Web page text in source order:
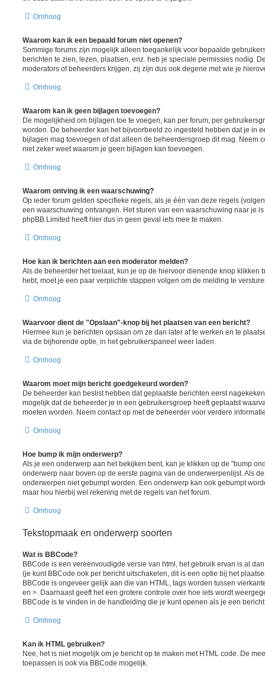
Omhoog
Waarom kan ik een bepaald forum niet openen?
Sommige forums zijn mogelijk alleen toegankelijk voor bepaalde
berichten te zien, lezen, plaatsen, enz. heb je speciale permissies nodig.
moderators of beheerders krijgen, zij zijn dus ook degene met wie je
Omhoog
Waarom kan ik geen bijlagen toevoegen?
De mogelijkheid om bijlagen toe te voegen, kan per forum, per
worden. De beheerder kan het bijvoorbeeld zo ingesteld hebben dat je in
bijlagen mag toevoegen of dat alleen de beheerdersgroep dit mag. Neem
niet zeker weet waarom je geen bijlagen kan toevoegen.
Omhoog
Waarom ontving ik een waarschuwing?
Op ieder forum gelden specifieke regels, als je één van deze regels
een waarschuwing ontvangen. Het sturen van een waarschuwing naar je
phpBB Limited heeft hier dus in geen geval iets mee te maken.
Omhoog
Hoe kan ik berichten aan een moderator melden?
Als de beheerder het toelaat, kun je op de hiervoor dienende knop klikken
hebt, moet je een paar verplichte stappen volgen om de melding te
Omhoog
Waarvoor dient de "Opslaan"-knop bij het plaatsen van een bericht?
Hiermee kun je berichten opslaan om ze dan later af te werken en te
via de bijhorende optie, in het gebruikerspaneel weer laden.
Omhoog
Waarom moet mijn bericht goedgekeurd worden?
De beheerder kan beslist hebben dat geplaatste berichten eerst
mogelijk dat de beheerder je in een gebruikersgroep heeft geplaatst
moeten worden. Neem contact op met de beheerder voor verdere
Omhoog
Hoe bump ik mijn onderwerp?
Als je een onderwerp aan het bekijken bent, kan je klikken op de "bump
onderwerp naar boven op de eerste pagina van de onderwerpenlijst. Als
onderwerpen niet gebumpt worden. Een onderwerp kan ook gebumpt
maar hou hierbij wel rekening met de regels van het forum.
Omhoog
Tekstopmaak en onderwerp soorten
Wat is BBCode?
BBCode is een vereenvoudigde versie van html, het gebruik ervan is al
(je kunt BBCode ook per bericht uitschakelen, dit is een optie bij het
BBCode is ongeveer gelijk aan die van HTML, tags worden tussen
en >. Daarnaast geeft het een grotere controle over hoe iets wordt
BBCode is te vinden in de handleiding die je kunt openen als je een
Omhoog
Kan ik HTML gebruiken?
Nee, het is niet mogelijk om je bericht op te maken met HTML code. De
toepassen is ook via BBCode mogelijk.